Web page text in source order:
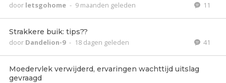
door letsgohome - 9 maanden geleden 11
Strakkere buik: tips??
door Dandelion-9 - 18 dagen geleden 41
Moedervlek verwijderd, ervaringen wachttijd uitslag
gevraagd